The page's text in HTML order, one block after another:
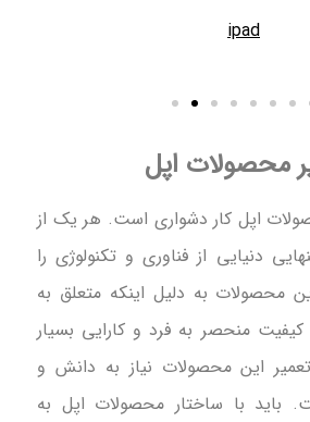
ipad
محصولات اپل
اپل کار دشواری است. هر یک از
دنیایی از فناوری و تکنولوژی را
محصولات به دلیل اینکه متعلق به
منحصر به فرد و کارایی بسیار
تعمیر این محصولات نیاز به دانش و
با ساختار محصولات اپل به